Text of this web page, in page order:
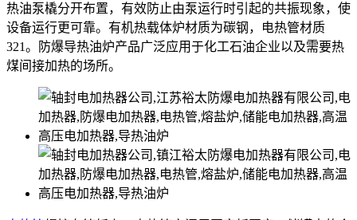
热油泵橇分开布置，有效防止由泵运行时引起的共振现象，使
设备运行更可靠。有机热载体炉材质为碳钢，电热管材质
321。防爆导热油炉产品广泛应用于化工石油企业以及需要热
煤间接加热的场所。